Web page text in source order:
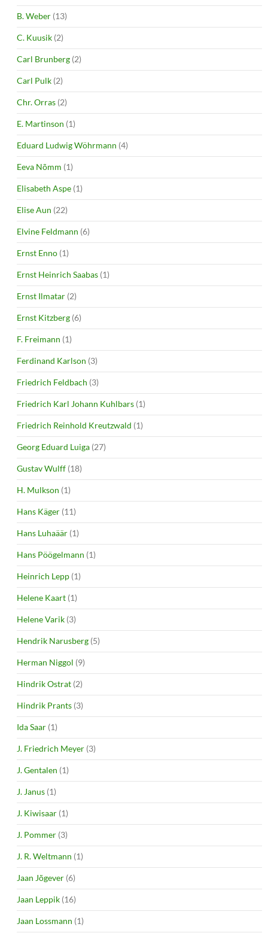
B. Weber (13)
C. Kuusik (2)
Carl Brunberg (2)
Carl Pulk (2)
Chr. Orras (2)
E. Martinson (1)
Eduard Ludwig Wöhrmann (4)
Eeva Nõmm (1)
Elisabeth Aspe (1)
Elise Aun (22)
Elvine Feldmann (6)
Ernst Enno (1)
Ernst Heinrich Saabas (1)
Ernst Ilmatar (2)
Ernst Kitzberg (6)
F. Freimann (1)
Ferdinand Karlson (3)
Friedrich Feldbach (3)
Friedrich Karl Johann Kuhlbars (1)
Friedrich Reinhold Kreutzwald (1)
Georg Eduard Luiga (27)
Gustav Wulff (18)
H. Mulkson (1)
Hans Käger (11)
Hans Luhaäär (1)
Hans Pöögelmann (1)
Heinrich Lepp (1)
Helene Kaart (1)
Helene Varik (3)
Hendrik Narusberg (5)
Herman Niggol (9)
Hindrik Ostrat (2)
Hindrik Prants (3)
Ida Saar (1)
J. Friedrich Meyer (3)
J. Gentalen (1)
J. Janus (1)
J. Kiwisaar (1)
J. Pommer (3)
J. R. Weltmann (1)
Jaan Jõgever (6)
Jaan Leppik (16)
Jaan Lossmann (1)